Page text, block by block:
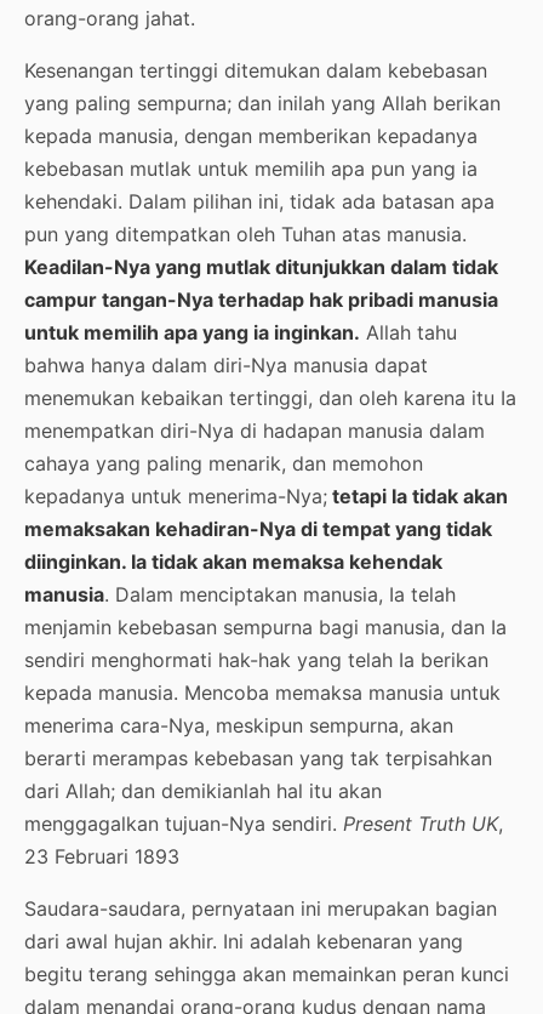
orang-orang jahat.
Kesenangan tertinggi ditemukan dalam kebebasan
yang paling sempurna; dan inilah yang Allah berikan
kepada manusia, dengan memberikan kepadanya
kebebasan mutlak untuk memilih apa pun yang ia
kehendaki. Dalam pilihan ini, tidak ada batasan apa
pun yang ditempatkan oleh Tuhan atas manusia.
Keadilan-Nya yang mutlak ditunjukkan dalam tidak
campur tangan-Nya terhadap hak pribadi manusia
untuk memilih apa yang ia inginkan. Allah tahu
bahwa hanya dalam diri-Nya manusia dapat
menemukan kebaikan tertinggi, dan oleh karena itu Ia
menempatkan diri-Nya di hadapan manusia dalam
cahaya yang paling menarik, dan memohon
kepadanya untuk menerima-Nya; tetapi Ia tidak akan
memaksakan kehadiran-Nya di tempat yang tidak
diinginkan. Ia tidak akan memaksa kehendak
manusia. Dalam menciptakan manusia, Ia telah
menjamin kebebasan sempurna bagi manusia, dan Ia
sendiri menghormati hak-hak yang telah Ia berikan
kepada manusia. Mencoba memaksa manusia untuk
menerima cara-Nya, meskipun sempurna, akan
berarti merampas kebebasan yang tak terpisahkan
dari Allah; dan demikianlah hal itu akan
menggagalkan tujuan-Nya sendiri. Present Truth UK,
23 Februari 1893
Saudara-saudara, pernyataan ini merupakan bagian
dari awal hujan akhir. Ini adalah kebenaran yang
begitu terang sehingga akan memainkan peran kunci
dalam menandai orang-orang kudus dengan nama